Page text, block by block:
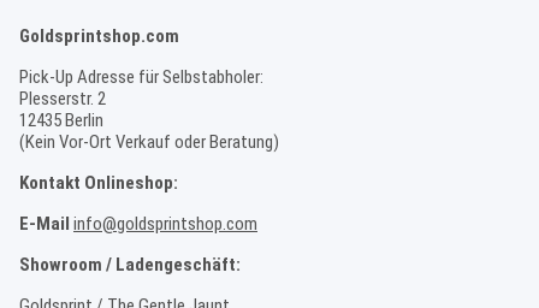
Goldsprintshop.com
Pick-Up Adresse für Selbstabholer:
Plesserstr. 2
12435 Berlin
(Kein Vor-Ort Verkauf oder Beratung)
Kontakt Onlineshop:
E-Mail info@goldsprintshop.com
Showroom / Ladengeschäft: